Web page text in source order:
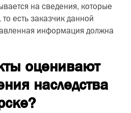
на сведения, которые
есть заказчик данной
информация должна
оценивают
наследства